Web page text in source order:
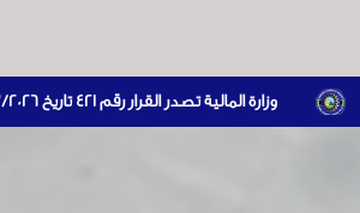
وزارة المالية تصدر القرار رقم 421 تاريخ 24/3/2026 المتضمن الزام المستوردين بإبراز براءة ذمة مالية سارية صادرة عن الهيئة العامة للضرائب والرسوم أو مديرياتها عند القيام بعمليات الاستيراد